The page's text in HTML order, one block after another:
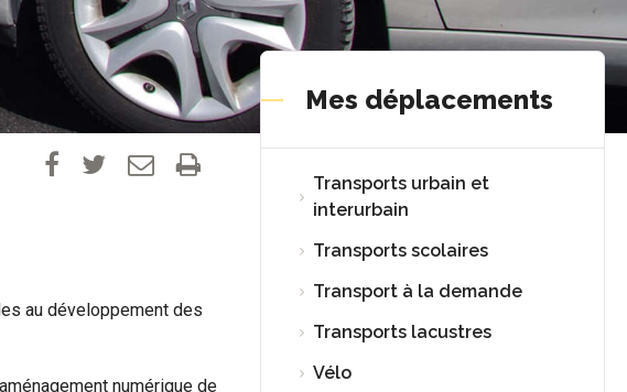
au développement des
numérique de
Mes déplacements
Transports urbain et
interurbain
Transports scolaires
Transport à la demande
Transports lacustres
Vélo